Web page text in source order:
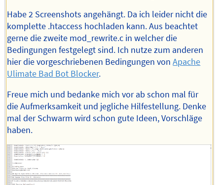
Habe 2 Screenshots angehängt. Da ich leider nicht die
komplette .htaccess hochladen kann. Aus beachtet
gerne die zweite mod_rewrite.c in welcher die
Bedingungen festgelegt sind. Ich nutze zum anderen
hier die vorgeschriebenen Bedingungen vonApache
Ulimate Bad Bot Blocker.
Freue mich und bedanke mich vor ab schon mal für
die Aufmerksamkeit und jegliche Hilfestellung. Denke
mal der Schwarm wird schon gute Ideen, Vorschläge
haben.